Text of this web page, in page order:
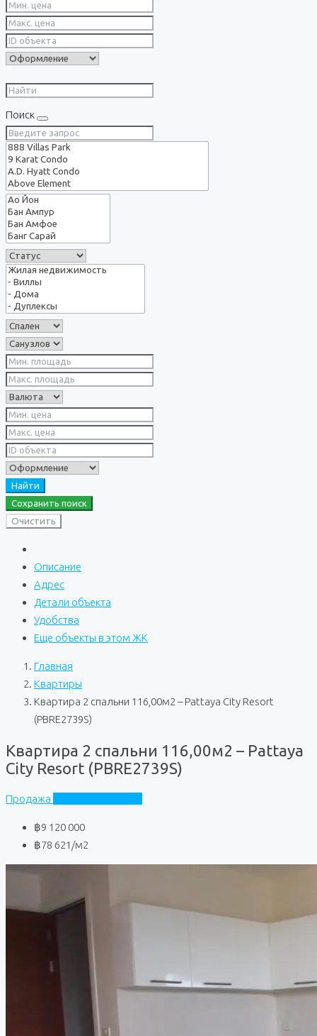
Поиск
Найти
Сохранить поиск
Очистить
Описание
Адрес
Детали объекта
Удобства
Еще объекты в этом ЖК
Главная
Квартиры
Квартира 2 спальни 116,00м2 – Pattaya City Resort
(PBRE2739S)
Квартира 2 спальни 116,00м2 – Pattaya
City Resort (PBRE2739S)
Продажа
฿9 120 000
฿78 621 /м2